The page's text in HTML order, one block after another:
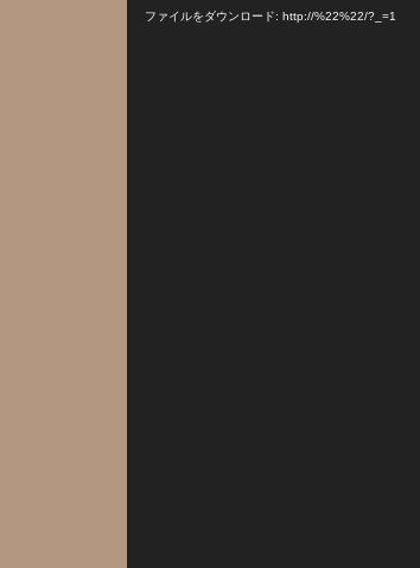
ファイルをダウンロード: http://%22%22/?_=1